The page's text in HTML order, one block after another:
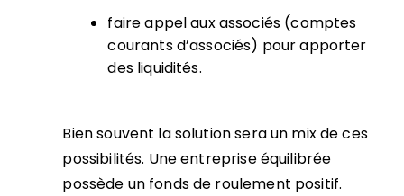
faire appel aux associés (comptes
courants d’associés) pour apporter
des liquidités.
Bien souvent la solution sera un mix de ces
possibilités. Une entreprise équilibrée
possède un fonds de roulement positif.